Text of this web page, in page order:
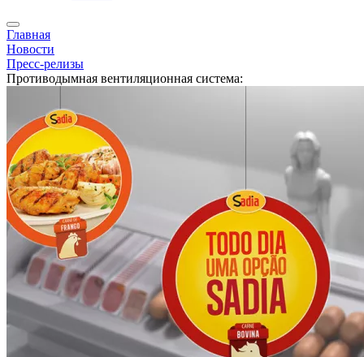
Главная
Новости
Пресс-релизы
Противодымная вентиляционная система: